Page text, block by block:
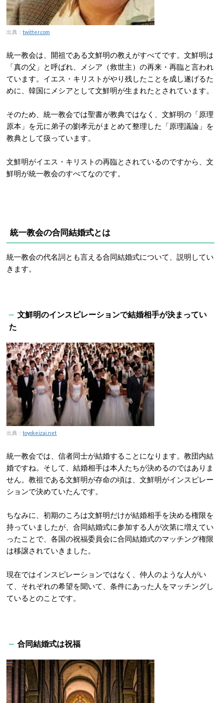
出典： twitter.com
統一教会は、開祖である文鮮明の教えがすべてです。文鮮明は
「真の父」と呼ばれ、メシア（救世主）の再来・再臨と言われ
ています。イエス・キリストがやり残したことを成し遂げるた
めに、韓国にメシアとして文鮮明が生まれたとされています。
そのため、統一教会では聖書が教典ではなく、文鮮明の「原理
原本」を元に弟子の劉孝元がまとめて整理した「原理議論」を
教典として扱っています。
文鮮明がイエス・キリストの再臨とされているのですから、文
鮮明が統一教会のすべてなのです。
統一教会の合同結婚式とは
統一教会の代名詞とも言える合同結婚式について、説明してい
きます。
文鮮明のインスピレーションで結婚相手が決まってい
た
出典： toyokeizai.net
統一教会では、信者同士が結婚することになります。教団内結
婚ですね。そして、結婚相手は本人たちが決めるのではありま
せん。教祖である文鮮明が存命の頃は、文鮮明がインスピレー
ションで決めていたんです。
ちなみに、初期のころは文鮮明だけが結婚相手を決める権限を
持っていましたが、合同結婚式に参加する人が次第に増えてい
ったことで、各国の祝福委員会に合同結婚式のマッチング権限
は移譲されていきました。
現在ではインスピレーションではなく、仲人のような人がい
て、それぞれの希望を聞いて、条件にあった人をマッチングし
ているとのことです。
合同結婚式は祝福